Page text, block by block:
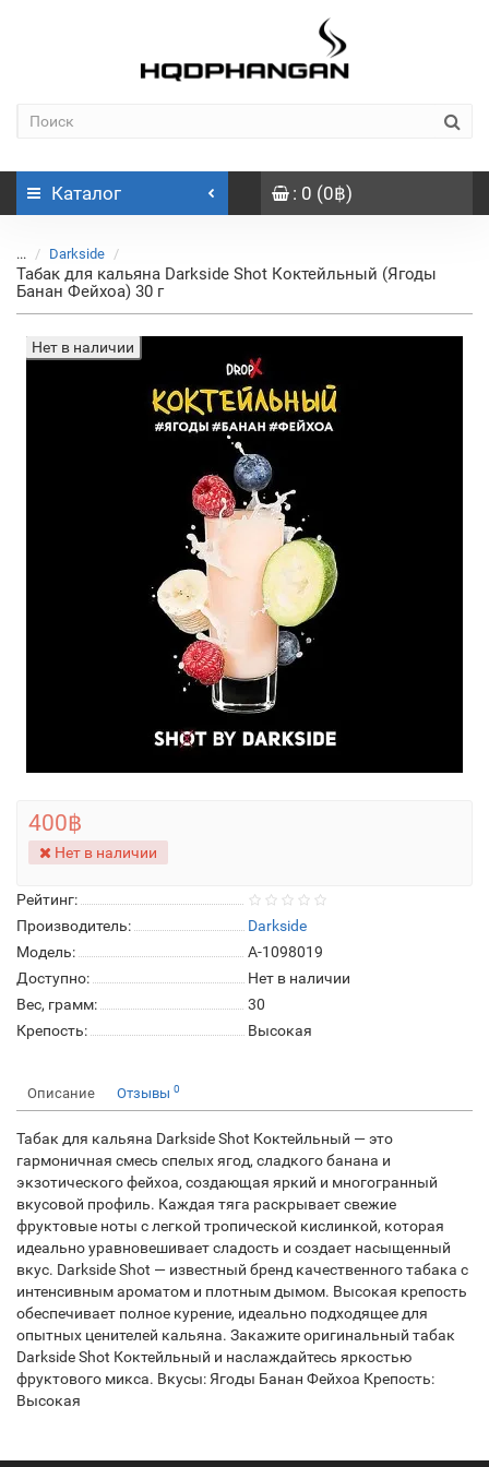
Каталог : 0 (0฿)
... Darkside
Табак для кальяна Darkside Shot Коктейльный (Ягоды
Банан Фейхоа) 30 г
Нет в наличии
Рейтинг:
Производитель:
Darkside
Модель:
A-1098019
Доступно:
Нет в наличии
Вес, грамм:
30
Крепость:
Высокая
400฿
Нет в наличии
Описание Отзывы 0
Табак для кальяна Darkside Shot Коктейльный — это
гармоничная смесь спелых ягод, сладкого банана и
экзотического фейхоа, создающая яркий и многогранный
вкусовой профиль. Каждая тяга раскрывает свежие
фруктовые ноты с легкой тропической кислинкой, которая
идеально уравновешивает сладость и создает насыщенный
вкус. Darkside Shot — известный бренд качественного табака с
интенсивным ароматом и плотным дымом. Высокая крепость
обеспечивает полное курение, идеально подходящее для
опытных ценителей кальяна. Закажите оригинальный табак
Darkside Shot Коктейльный и наслаждайтесь яркостью
фруктового микса. Вкусы: Ягоды Банан Фейхоа Крепость:
Высокая